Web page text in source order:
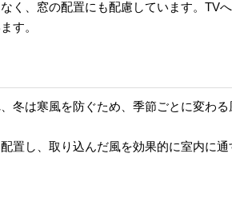
く、窓の配置にも配慮しています。TV
す。
冬は寒風を防ぐため、季節ごとに変わ
置し、取り込んだ風を効果的に室内に